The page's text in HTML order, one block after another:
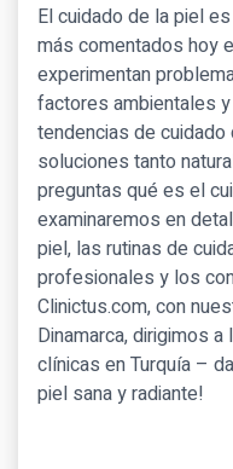
El cuidado de la piel
más comentados hoy
experimentan
factores ambientales
tendencias de
soluciones tanto
preguntas qué es el
examinaremos en
piel, las rutinas de
profesionales y los
Clinictus.com, con
Dinamarca, dirigimos
clínicas en Turquía –
piel sana y radiante!